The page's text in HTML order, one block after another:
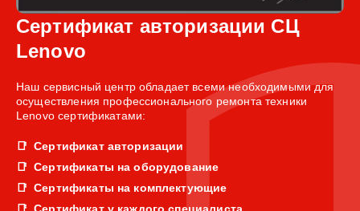
Сертификат авторизации СЦ
Lenovo
Наш сервисный центр обладает всеми необходимыми для
осуществления профессионального ремонта техники
Lenovo сертификатами:
Сертификат авторизации
Сертификаты на оборудование
Сертификаты на комплектующие
Сертификат у каждого специалиста